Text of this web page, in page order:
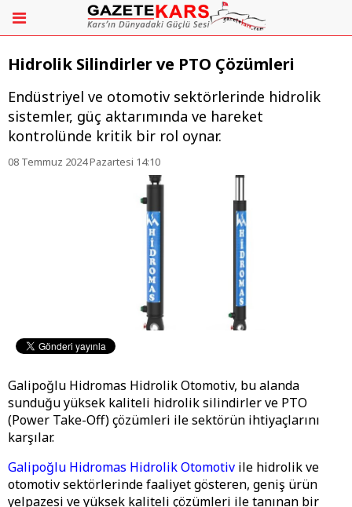
Hidrolik Silindirler ve PTO Çözümleri
Endüstriyel ve otomotiv sektörlerinde hidrolik
sistemler, güç aktarımında ve hareket
kontrolünde kritik bir rol oynar.
08 Temmuz 2024 Pazartesi 14:10
Galipoğlu Hidromas Hidrolik Otomotiv, bu alanda
sunduğu yüksek kaliteli hidrolik silindirler ve PTO
(Power Take-Off) çözümleri ile sektörün ihtiyaçlarını
karşılar.
Galipoğlu Hidromas Hidrolik Otomotiv ile hidrolik ve
otomotiv sektörlerinde faaliyet gösteren, geniş ürün
yelpazesi ve yüksek kaliteli çözümleri ile tanınan bir